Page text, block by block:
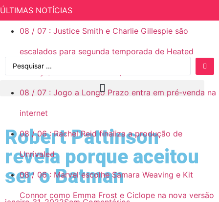
ÚLTIMAS NOTÍCIAS
08 / 07 : Justice Smith e Charlie Gillespie são
escalados para segunda temporada de Heated
Rivalry (Rivalidade Ardente)
08 / 07 : Jogo a Longo Prazo entra em pré-venda na
internet
08 / 06 : Rachel Reid finaliza a produção de
Unrivaled
08 / 06 : Marvel escolhe Samara Weaving e Kit
Connor como Emma Frost e Ciclope na nova versão
Robert Pattinson
revela porque aceitou
ser o Batman